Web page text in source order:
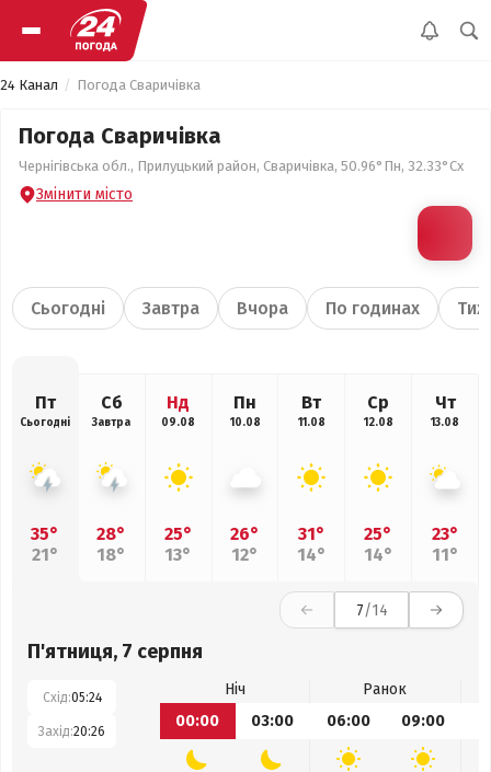
24 Канал Погода Сваричівка
Погода Сваричівка
Чернігівська обл., Прилуцький район, Сваричівка, 50.96°Пн, 32.33°Сх
Змінити місто
Сьогодні Завтра Вчора По годинах
Пт
Сьогодні
35°
21°
Сб
Завтра
28°
18°
Нд
09.08
25°
13°
Пн
10.08
26°
12°
Вт
11.08
31°
14°
Ср
12.08
25°
14°
Чт
13.08
23°
11°
7/14
П'ятниця, 7 серпня
Схід:05:24
Захід:20:26
Ніч
Ранок
00:00
03:00 06:00 09:00